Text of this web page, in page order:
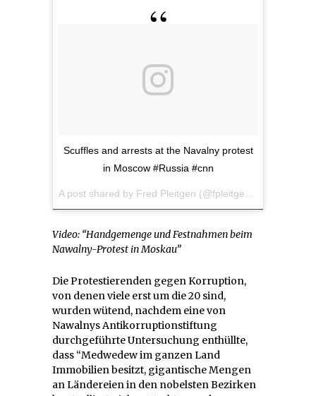
Scuffles and arrests at the Navalny protest
in Moscow #Russia #cnn
A post shared by Fred Pleitgen (@fpleitgencnn) on
Video: “Handgemenge und Festnahmen beim
Nawalny-Protest in Moskau”
Die Protestierenden gegen Korruption,
von denen viele erst um die 20 sind,
wurden wütend, nachdem eine von
Nawalnys Antikorruptionstiftung
durchgeführte Untersuchung enthüllte,
dass “Medwedew im ganzen Land
Immobilien besitzt, gigantische Mengen
an Ländereien in den nobelsten Bezirken